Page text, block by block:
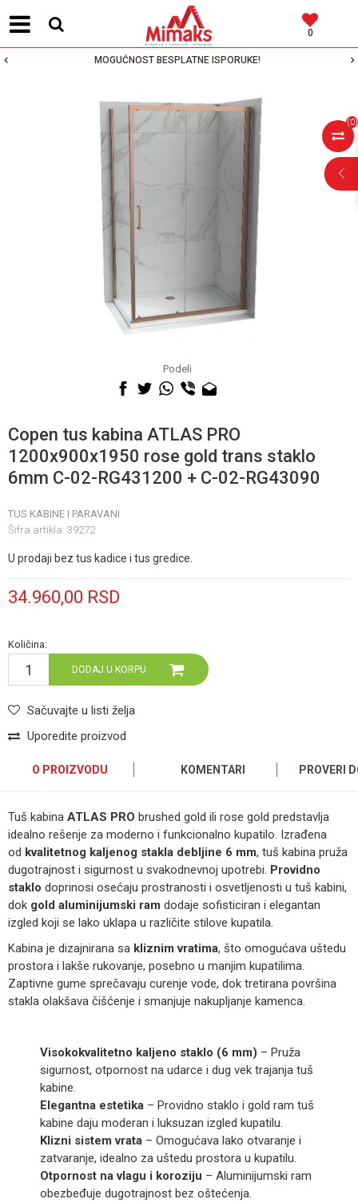
0
MOGUĆNOST BESPLATNE ISPORUKE!
(0)
Podeli
Copen tus kabina ATLAS PRO
1200x900x1950 rose gold trans staklo
6mm C-02-RG431200 + C-02-RG43090
TUS KABINE I PARAVANI
Šifra artikla: 39272
U prodaji bez tus kadice i tus gredice.
34.960,00 RSD
Količina:
DODAJ U KORPU
Sačuvajte u listi želja
Uporedite proizvod
POMOĆ PRI
KUPOVINI
Za više informacija,
O PROIZVODU KOMENTARI PROVERI
Tuš kabina ATLAS PRO brushed gold ili rose gold predstavlja
idealno rešenje za moderno i funkcionalno kupatilo. Izrađena
od kvalitetnog kaljenog stakla debljine 6 mm, tuš kabina pruža
dugotrajnost i sigurnost u svakodnevnoj upotrebi. Providno
staklo doprinosi osećaju prostranosti i osvetljenosti u tuš kabini,
dok gold aluminijumski ram dodaje sofisticiran i elegantan
izgled koji se lako uklapa u različite stilove kupatila.
Kabina je dizajnirana sa kliznim vratima, što omogućava uštedu
prostora i lakše rukovanje, posebno u manjim kupatilima.
Zaptivne gume sprečavaju curenje vode, dok tretirana površina
stakla olakšava čišćenje i smanjuje nakupljanje kamenca.
Visokokvalitetno kaljeno staklo (6 mm) – Pruža
sigurnost, otpornost na udarce i dug vek trajanja tuš
kabine.
Elegantna estetika – Providno staklo i gold ram tuš
kabine daju moderan i luksuzan izgled kupatilu.
Klizni sistem vrata – Omogućava lako otvaranje i
zatvaranje, idealno za uštedu prostora u kupatilu.
Otpornost na vlagu i koroziju – Aluminijumski ram
obezbeđuje dugotrajnost bez oštećenja.